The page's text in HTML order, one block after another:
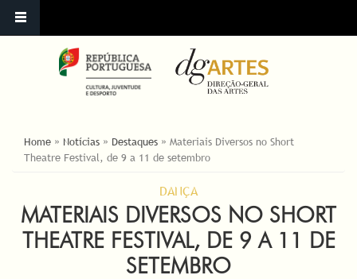
ESTÁ AQUI
Home » Notícias » Destaques » Materiais Diversos no Short
Theatre Festival, de 9 a 11 de setembro
DANÇA
MATERIAIS DIVERSOS NO SHORT
THEATRE FESTIVAL, DE 9 A 11 DE
SETEMBRO